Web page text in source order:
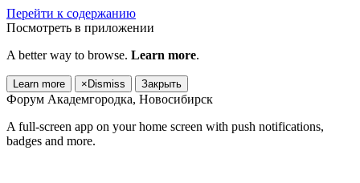
Перейти к содержанию
Посмотреть в приложении
A better way to browse. Learn more.
Learn more × Dismiss Закрыть
Форум Академгородка, Новосибирск
A full-screen app on your home screen with push notifications,
badges and more.